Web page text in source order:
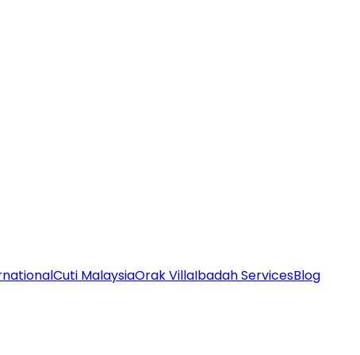
Cuti MalaysiaOrak VillaIbadah ServicesBlog